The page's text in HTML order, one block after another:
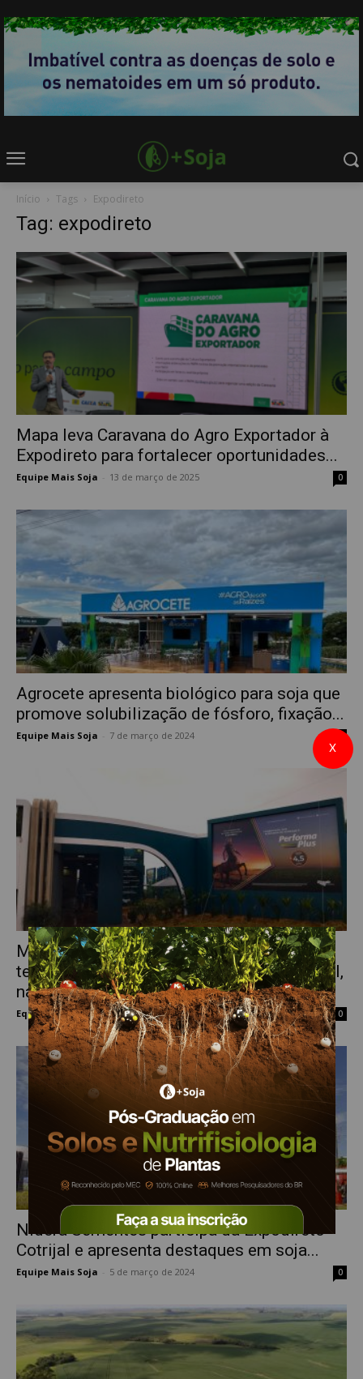
Início Tags Expodireto
Tag: expodireto
Mapa leva Caravana do Agro Exportador à
Expodireto para fortalecer oportunidades...
Equipe Mais Soja 13 de março de 2025 0
Agrocete apresenta biológico para soja que
promove solubilização de fósforo, fixação...
Equipe Mais Soja 7 de março de 2024
Mosaic Fertilizantes destaca soluções
tecnológicas com foco no agro sustentável,
na...
Equipe Mais Soja - 5 de março de 2024 0
Nidera Sementes participa da Expodireto
Cotrijal e apresenta destaques em soja...
Equipe Mais Soja 5 de março de 2024 0
X